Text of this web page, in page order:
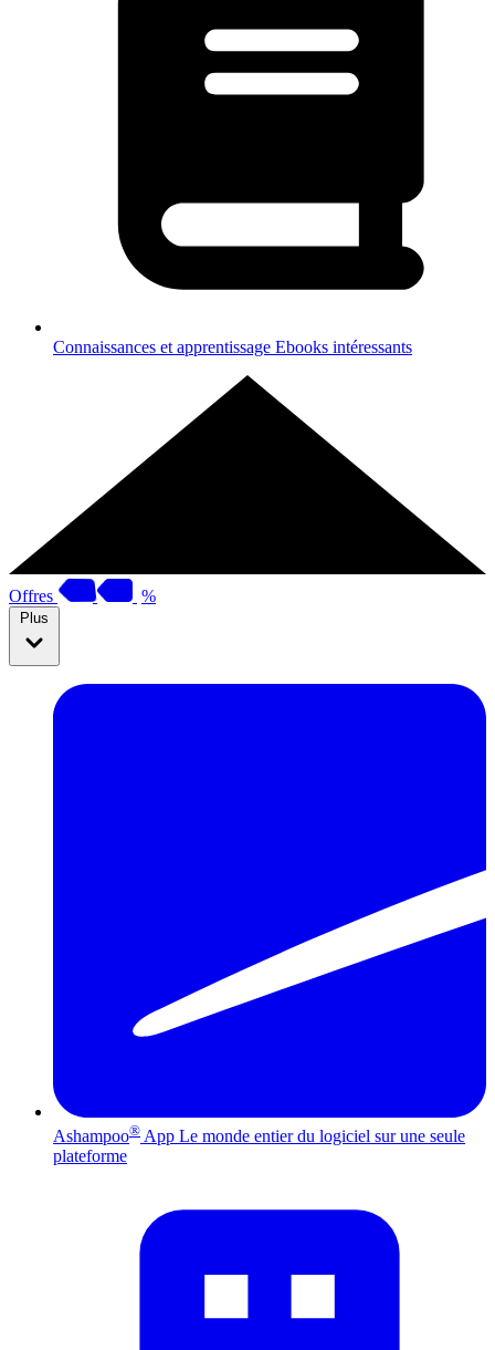
Connaissances et apprentissage Ebooks intéressants
Offres %
Plus
Ashampoo® App Le monde entier du logiciel sur une seule
plateforme